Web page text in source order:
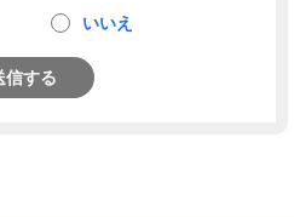
いいえ
信する